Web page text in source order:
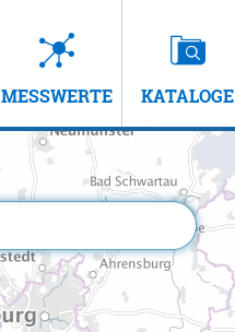
MESSWERTE KATALOGE